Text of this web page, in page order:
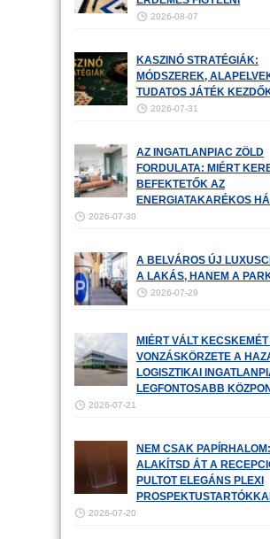
2026-08-07
KASZINÓ STRATÉGIÁK:
MÓDSZEREK,
TUDATOS JÁTÉK
2026-07-31
AZ INGATLANPIAC ZÖLD
FORDULATA: MIÉRT
BEFEKTETŐK AZ
ENERGIATAKARÉKOS
2026-07-30
A BELVÁROS ÚJ
A LAKÁS, HANEM A
2026-07-29
MIÉRT VÁLT
VONZÁSKÖRZETE A
LOGISZTIKAI
LEGFONTOSABB
2026-07-21
NEM CSAK
ALAKÍTSD ÁT A
PULTOT ELEGÁNS PLEXI
2026-07-20